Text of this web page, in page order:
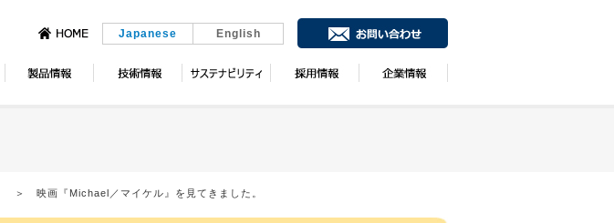
Japanese English
＞ 映画『Michael／マイケル』を見てきました。